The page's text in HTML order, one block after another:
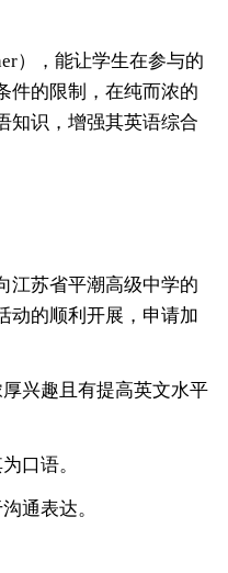
），能让学生在参与的
件的限制，在纯而浓的
知识，增强其英语综合
江苏省平潮高级中学的
动的顺利开展，申请加
兴趣且有提高英文水平
口语。
通表达。